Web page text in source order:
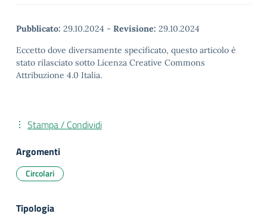
Pubblicato: 29.10.2024 - Revisione: 29.10.2024
Eccetto dove diversamente specificato, questo articolo è
stato rilasciato sotto Licenza Creative Commons
Attribuzione 4.0 Italia.
Stampa / Condividi
Argomenti
Circolari
Tipologia